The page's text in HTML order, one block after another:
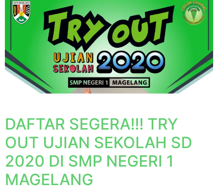
DAFTAR SEGERA!!! TRY
OUT UJIAN SEKOLAH SD
2020 DI SMP NEGERI 1
MAGELANG